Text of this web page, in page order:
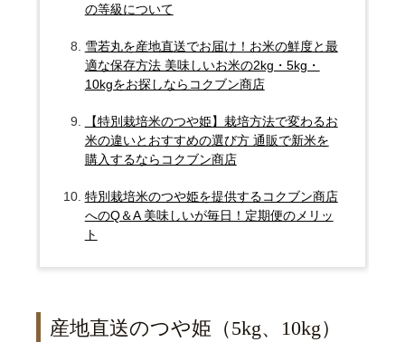
の等級について
雪若丸を産地直送でお届け！お米の鮮度と最
適な保存方法 美味しいお米の2kg・5kg・
10kgをお探しならコクブン商店
【特別栽培米のつや姫】栽培方法で変わるお
米の違いとおすすめの選び方 通販で新米を
購入するならコクブン商店
特別栽培米のつや姫を提供するコクブン商店
へのQ＆A 美味しいが毎日！定期便のメリッ
ト
産地直送のつや姫（5kg、10kg）